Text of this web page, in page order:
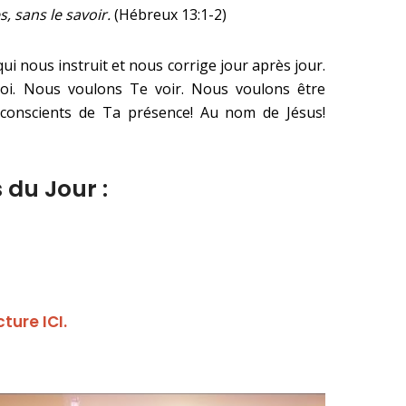
sans le savoir.(Hébreux 13:1-2)
nous instruit et nous corrige jour après jour.
Nous voulons Te voir. Nous voulons être
de Ta présence! Au nom de Jésus!
Jour :
ICI.